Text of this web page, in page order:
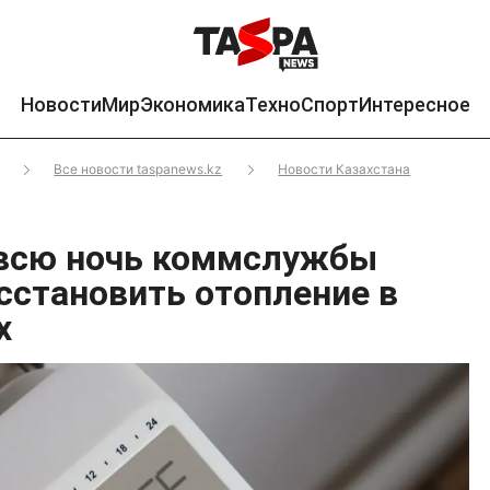
НовостиМирЭкономикаТехноСпортИнтересное
Все новости taspanews.kz Новости Казахстана
ночь коммслужбы
отопление в